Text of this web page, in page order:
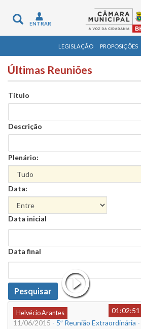
Toggle
navigation
ENTRAR
LEGISLAÇÃO PROPOSIÇÕES
Últimas Reuniões
Título
Descrição
Plenário:
Data:
Data
Data inicial
Data
Data final
Data
Pesquisar
Helvécio Arantes
01:02:51
11/06/2015 - 5ª Reunião Extraordinária -